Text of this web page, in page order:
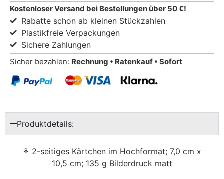
Kostenloser Versand bei Bestellungen über 50 €!
Rabatte schon ab kleinen Stückzahlen
Plastikfreie Verpackungen
Sichere Zahlungen
Sicher bezahlen: Rechnung • Ratenkauf • Sofort
Produktdetails:
⚘ 2-seitiges Kärtchen im Hochformat; 7,0 cm x
10,5 cm; 135 g Bilderdruck matt